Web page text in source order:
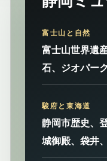
富士山と自然
富士山世界遺
石、ジオパーク
駿府と東海道
静岡市歴史、
城御殿、袋井